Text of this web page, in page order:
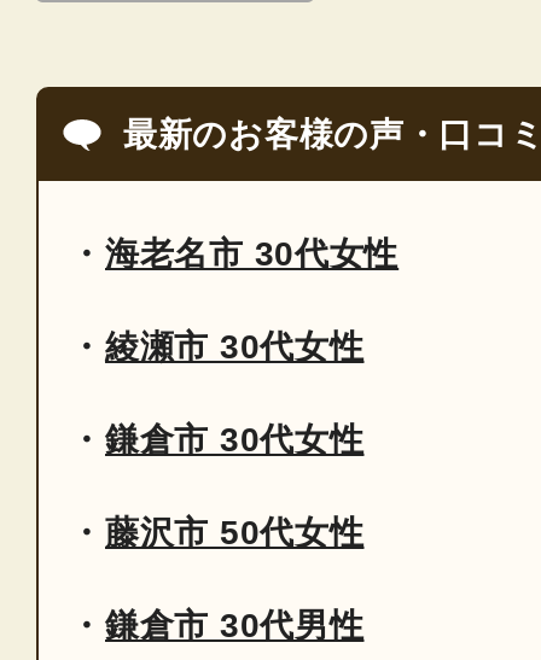
最新のお客様の声・口コ
海老名市 30代女性
綾瀬市 30代女性
鎌倉市 30代女性
藤沢市 50代女性
鎌倉市 30代男性